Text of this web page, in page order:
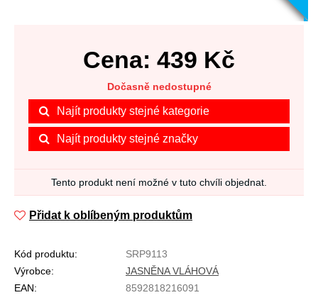
Cena: 439 Kč
Dočasně nedostupné
Najít produkty stejné kategorie
Najít produkty stejné značky
Tento produkt není možné v tuto chvíli objednat.
Přidat k oblíbeným produktům
Kód produktu:
SRP9113
Výrobce:
JASNĚNA VLÁHOVÁ
EAN:
8592818216091